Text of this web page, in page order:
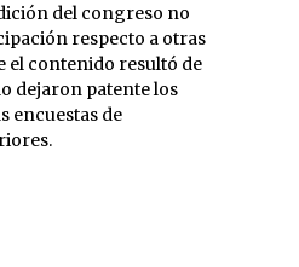
del congreso no
respecto a otras
el contenido resultó de
dejaron patente los
encuestas de